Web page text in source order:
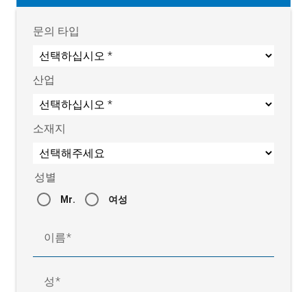
문의 타입
산업
소재지
성별
Mr. 여성
이름
성